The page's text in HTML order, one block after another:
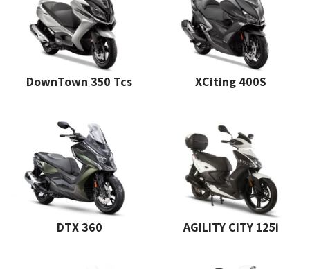
XCiting 400S
DownTown 350 Tcs
AGILITY CITY 125i
DTX 360